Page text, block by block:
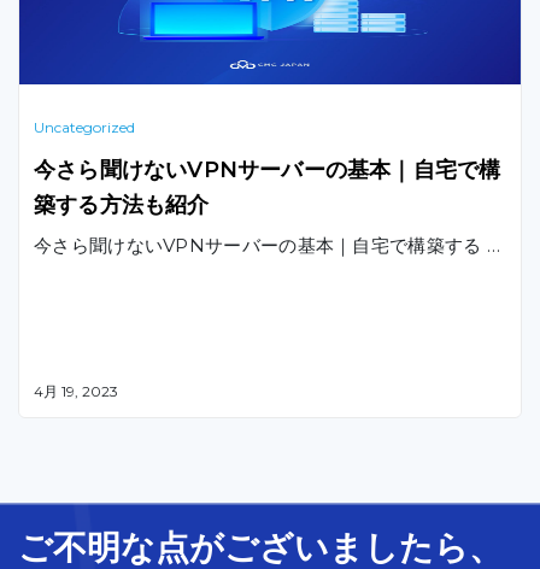
Uncategorized
今さら聞けないVPNサーバーの基本｜自宅で構
築する方法も紹介
今さら聞けないVPNサーバーの基本｜自宅で構築する …
4月 19, 2023
ご不明な点がございましたら、